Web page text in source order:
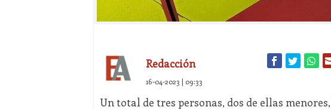
Redacción
16-04-2023 | 09:33
Un total de tres personas, dos de ellas